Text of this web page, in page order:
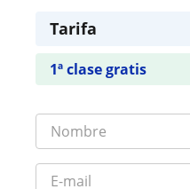
Tarifa
1ª clase gratis